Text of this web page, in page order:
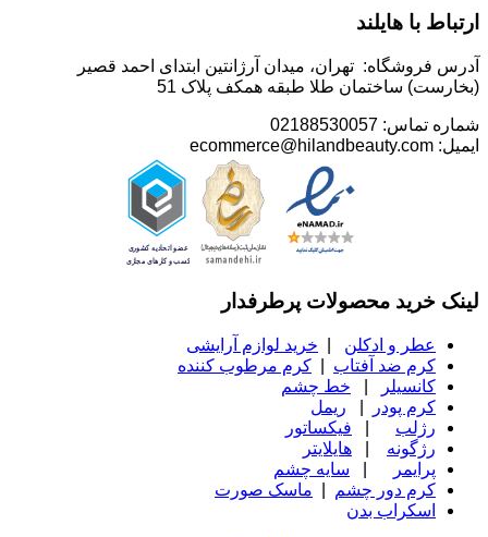
ارتباط با هایلند
آدرس فروشگاه: تهران، میدان آرژانتین ابتدای احمد قصیر
(بخارست) ساختمان طلا طبقه همکف پلاک 51
شماره تماس: 02188530057
ایمیل: ecommerce@hilandbeauty.com
لینک خرید محصولات پرطرفدار
عطر و ادکلن
خرید لوازم آرایشی
کرم ضد آفتاب
کرم مرطوب کننده
کانسیلر
خط چشم
کرم پودر
ریمل
رژلب
فیکساتور
رژگونه
هایلایتر
پرایمر
سایه چشم
کرم دور چشم
ماسک صورت
اسکراب بدن